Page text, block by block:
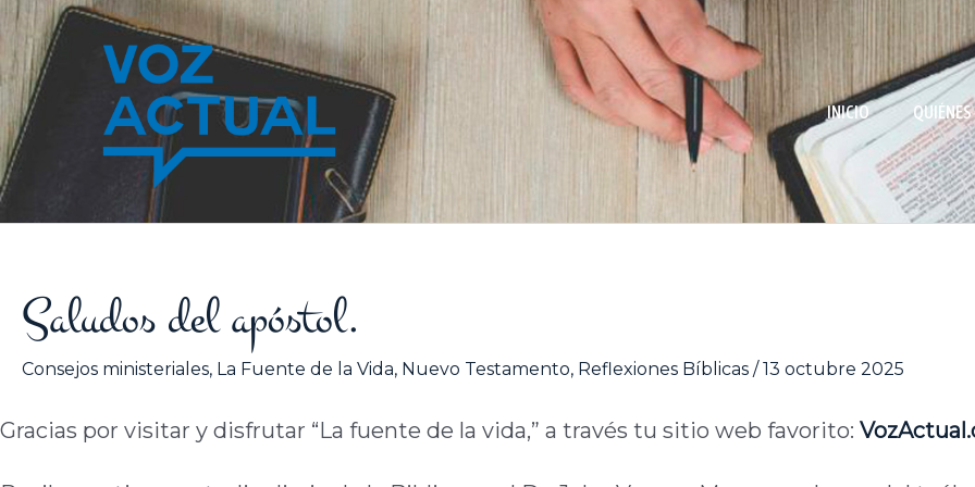
contenido
INICIO
Saludos del apóstol.
Consejos ministeriales, La Fuente de la Vida, Nuevo Testamento, Reflexiones Bíblicas /13 octubre 2025
Gracias por visitar y disfrutar “La fuente de la vida,” a través tu sitio web favorito: